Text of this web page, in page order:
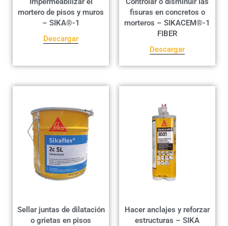
mortero de pisos y muros
– SIKA®-1
Descargar
fisuras en concretos o
morteros – SIKACEM®-1
FIBER
Descargar
Sellar juntas de dilatación
o grietas en pisos
Hacer anclajes y reforzar
estructuras – SIKA